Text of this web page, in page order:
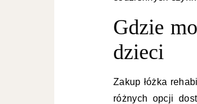
Gdzie
dzieci
Zakup łóżka
różnych opcji